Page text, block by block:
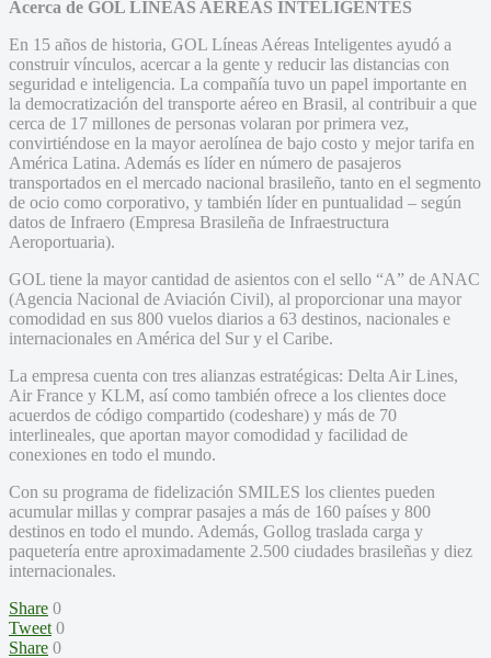
Acerca de GOL LINEAS AÉREAS INTELIGENTES
En 15 años de historia, GOL Líneas Aéreas Inteligentes ayudó a
construir vínculos, acercar a la gente y reducir las distancias con
seguridad e inteligencia. La compañía tuvo un papel importante en
la democratización del transporte aéreo en Brasil, al contribuir a que
cerca de 17 millones de personas volaran por primera vez,
convirtiéndose en la mayor aerolínea de bajo costo y mejor tarifa en
América Latina. Además es líder en número de pasajeros
transportados en el mercado nacional brasileño, tanto en el segmento
de ocio como corporativo, y también líder en puntualidad – según
datos de Infraero (Empresa Brasileña de Infraestructura
Aeroportuaria).
GOL tiene la mayor cantidad de asientos con el sello “A” de ANAC
(Agencia Nacional de Aviación Civil), al proporcionar una mayor
comodidad en sus 800 vuelos diarios a 63 destinos, nacionales e
internacionales en América del Sur y el Caribe.
La empresa cuenta con tres alianzas estratégicas: Delta Air Lines,
Air France y KLM, así como también ofrece a los clientes doce
acuerdos de código compartido (codeshare) y más de 70
interlineales, que aportan mayor comodidad y facilidad de
conexiones en todo el mundo.
Con su programa de fidelización SMILES los clientes pueden
acumular millas y comprar pasajes a más de 160 países y 800
destinos en todo el mundo. Además, Gollog traslada carga y
paquetería entre aproximadamente 2.500 ciudades brasileñas y diez
internacionales.
Share 0
Tweet 0
Share 0